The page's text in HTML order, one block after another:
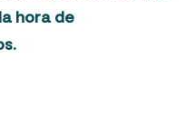
hora de